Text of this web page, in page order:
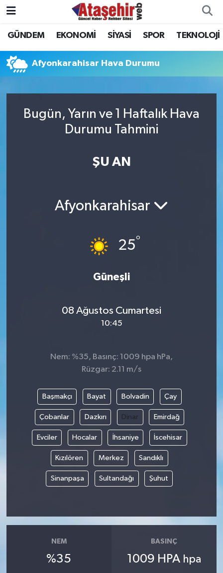
GÜNDEM EKONOMİ SİYASİ SPOR TEKNOLOJİ
Afyonkarahisar Hava Durumu
Bugün, Yarın ve 1 Haftalık Hava
Durumu Tahmini
ŞU AN
Afyonkarahisar
25°
Güneşli
08 Ağustos Cumartesi
10:45
Nem: %35, Basınç: 1009 hpa hPa,
Rüzgar: 2.11 m/s
Başmakçı Bayat Bolvadin Çay
Çobanlar Dazkırı Dinar Emirdağ
Evciler Hocalar İhsaniye İscehisar
Kızılören Merkez Sandıklı
Sinanpaşa Sultandağı Şuhut
NEM
%35
BASINÇ
1009 HPA hpa
Hava Durumu
Trafik Durumu
Tüm Manşetler